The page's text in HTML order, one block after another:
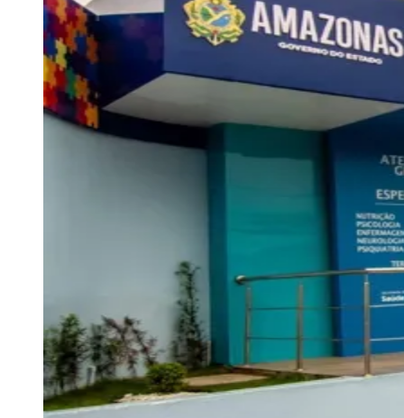
Hub de Negócios
Guia Comercial
Selo Verificado
Portal Educacional
Agenda de Vestibulares
Vagas de Emprego
Concursos
Panorama Econômico
NFL
Fórmula 1
UFC
Tênis (ATP)
MLB
NHL